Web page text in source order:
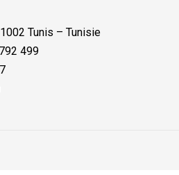
Tunis – Tunisie
499